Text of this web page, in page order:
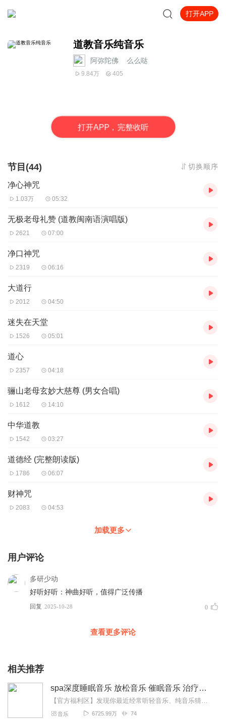
打开APP
道教音乐纯音乐
阿弥陀佛__么么哒
9.84万 405
打开APP，完整收听
节目(44) 切换顺序
净心神咒
1.03万 05:32
无极老母礼赞 (道教闽南语演唱版)
2621 07:00
净口神咒
2319 06:16
大道行
2012 04:50
迷失在天堂
1526 05:01
道心
2357 04:18
骊山老母玄妙大慈尊 (男女合唱)
1612 14:10
中华道教
1542 03:27
道德经 (完整朗读版)
1786 06:07
财神咒
2083 04:53
加载更多
用户评论
多研少动
好听好听：神曲好听，值得广泛传播
回复 2025-10-28 0
查看更多评论
相关推荐
spa深度睡眠音乐 放松音乐 催眠音乐 治疗音乐 胎教音乐 纯音乐 催眠曲
【官方福利区】发现你最近经常听轻音乐、纯音乐猜你喜欢喜马精选专辑《心理疗愈钢琴曲100首》一听就平静了，一听就困了缓解焦虑，帮助数百万听友入眠原价99元，福利...
音乐 6725.99万 74